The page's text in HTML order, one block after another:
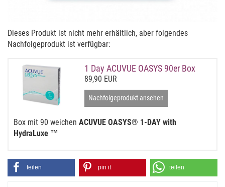
Dieses Produkt ist nicht mehr erhältlich, aber folgendes
Nachfolgeprodukt ist verfügbar:
1 Day ACUVUE OASYS 90er Box
89,90 EUR
Nachfolgeprodukt ansehen
Box mit 90 weichen ACUVUE OASYS® 1-DAY with
HydraLuxe ™
teilen pin it teilen